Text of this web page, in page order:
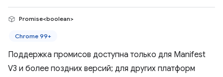
Promise<boolean>
Chrome 99+
Поддержка промисов доступна только для Manifest
V3 и более поздних версий; для других платформ